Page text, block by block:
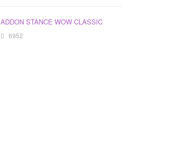
ADDON STANCE WOW CLASSIC
6952